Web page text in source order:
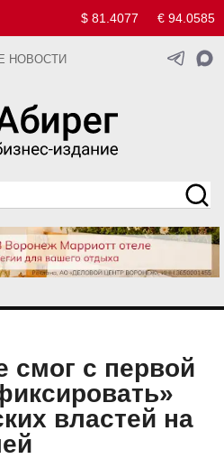
$ 81.4077 € 94.0585
НОВОСТИ
смог с первой
властей на